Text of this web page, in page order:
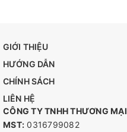
GIỚI THIỆU
HƯỚNG DẪN
CHÍNH SÁCH
LIÊN HỆ
CÔNG TY TNHH THƯƠNG
MST: 0316799082